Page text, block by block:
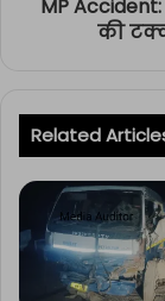
MP
की
Related